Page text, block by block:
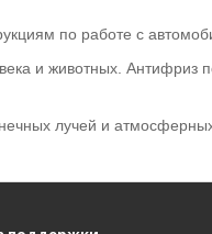
по работе с
и животных. Антифриз
лучей и